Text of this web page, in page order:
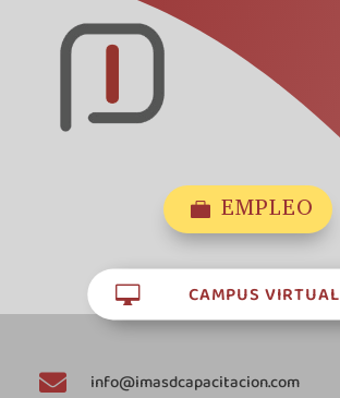
 EMPLEO
 CAMPUS VIRTUAL
 info@imasdcapacitacion.com